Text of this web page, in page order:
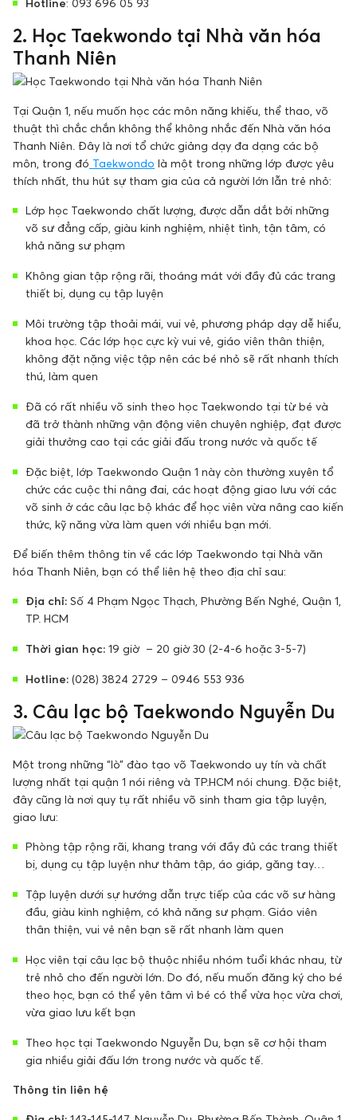
Hotline: 093 696 05 93
2. Học Taekwondo tại Nhà văn hóa
Thanh Niên
Tại Quận 1, nếu muốn học các môn năng khiếu, thể thao, võ
thuật thì chắc chắn không thể không nhắc đến Nhà văn hóa
Thanh Niên. Đây là nơi tổ chức giảng dạy đa dạng các bộ
môn, trong đó Taekwondo là một trong những lớp được yêu
thích nhất, thu hút sự tham gia của cả người lớn lẫn trẻ nhỏ:
Lớp học Taekwondo chất lượng, được dẫn dắt bởi những
võ sư đẳng cấp, giàu kinh nghiệm, nhiệt tình, tận tâm, có
khả năng sư phạm
Không gian tập rộng rãi, thoáng mát với đầy đủ các trang
thiết bị, dụng cụ tập luyện
Môi trường tập thoải mái, vui vẻ, phương pháp dạy dễ hiểu,
khoa học. Các lớp học cực kỳ vui vẻ, giáo viên thân thiện,
không đặt nặng việc tập nên các bé nhỏ sẽ rất nhanh thích
thú, làm quen
Đã có rất nhiều võ sinh theo học Taekwondo tại từ bé và
đã trở thành những vận động viên chuyên nghiệp, đạt được
giải thưởng cao tại các giải đấu trong nước và quốc tế
Đặc biệt, lớp Taekwondo Quận 1 này còn thường xuyên tổ
chức các cuộc thi nâng đai, các hoạt động giao lưu với các
võ sinh ở các câu lạc bộ khác để học viên vừa nâng cao kiến
thức, kỹ năng vừa làm quen với nhiều bạn mới.
Để biến thêm thông tin về các lớp Taekwondo tại Nhà văn
hóa Thanh Niên, bạn có thể liên hệ theo địa chỉ sau:
Địa chỉ: Số 4 Phạm Ngọc Thạch, Phường Bến Nghé, Quận 1,
TP. HCM
Thời gian học: 19 giờ – 20 giờ 30 (2-4-6 hoặc 3-5-7)
Hotline: (028) 3824 2729 – 0946 553 936
3. Câu lạc bộ Taekwondo Nguyễn Du
Một trong những “lò” đào tạo võ Taekwondo uy tín và chất
lượng nhất tại quận 1 nói riêng và TP.HCM nói chung. Đặc biệt,
đây cũng là nơi quy tụ rất nhiều võ sinh tham gia tập luyện,
giao lưu:
Phòng tập rộng rãi, khang trang với đầy đủ các trang thiết
bị, dụng cụ tập luyện như thảm tập, áo giáp, găng tay…
Tập luyện dưới sự hướng dẫn trực tiếp của các võ sư hàng
đầu, giàu kinh nghiệm, có khả năng sư phạm. Giáo viên
thân thiện, vui vẻ nên bạn sẽ rất nhanh làm quen
Học viên tại câu lạc bộ thuộc nhiều nhóm tuổi khác nhau, từ
trẻ nhỏ cho đến người lớn. Do đó, nếu muốn đăng ký cho bé
theo học, bạn có thể yên tâm vì bé có thể vừa học vừa chơi,
vừa giao lưu kết bạn
Theo học tại Taekwondo Nguyễn Du, bạn sẽ cơ hội tham
gia nhiều giải đấu lớn trong nước và quốc tế.
Thông tin liên hệ